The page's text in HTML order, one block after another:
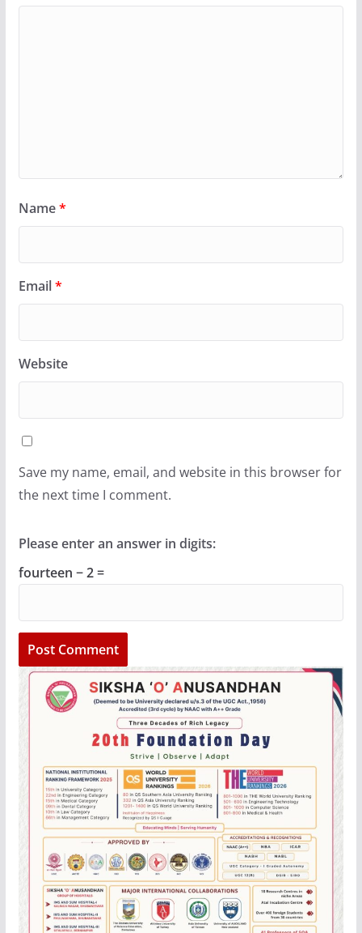
Name*
Email*
Website
Save my name, email, and website in this browser for
the next time I comment.
Please enter an answer in digits:
fourteen − 2 =